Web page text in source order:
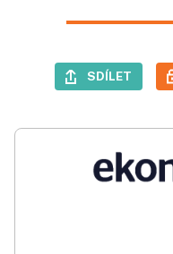
SDÍLET